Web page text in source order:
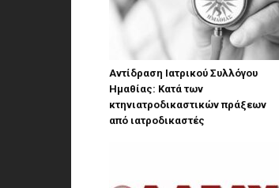
Αντίδραση Ιατρικού Συλλόγου
Ημαθίας: Κατά των
κτηνιατροδικαστικών πράξεων
από ιατροδικαστές